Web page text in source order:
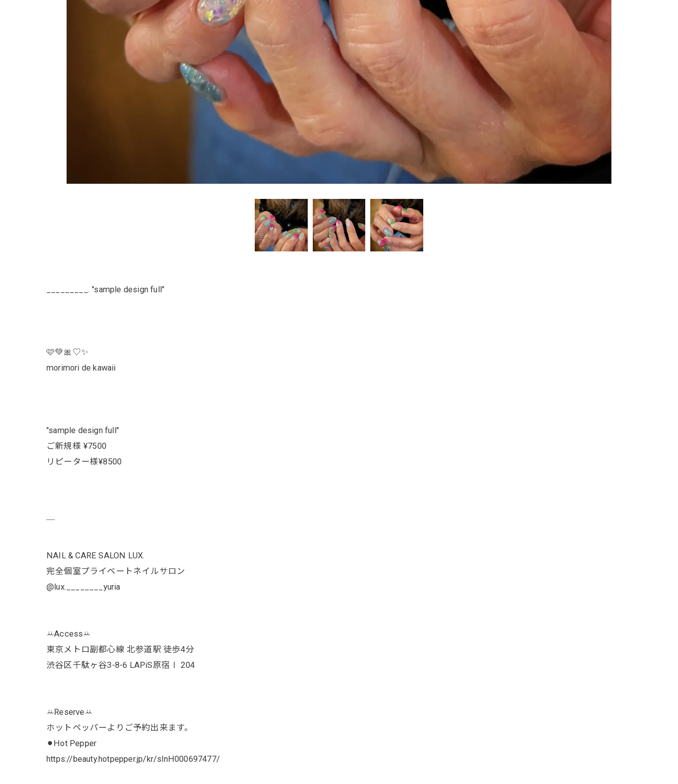
_________. "sample design full"
🩷💚🎀♡✨
morimori de kawaii
"sample design full"
ご新規様 ¥7500
リピーター様¥8500
NAIL & CARE SALON LUX.
完全個室プライベートネイルサロン
@lux.________yuria
ꕁAccessꕁ
東京メトロ副都心線 北参道駅 徒歩4分
渋谷区千駄ヶ谷3-8-6 LAPiS原宿Ⅰ 204
ꕁReserveꕁ
ホットペッパーよりご予約出来ます。
⚫︎Hot Pepper
https://beauty.hotpepper.jp/kr/slnH000697477/